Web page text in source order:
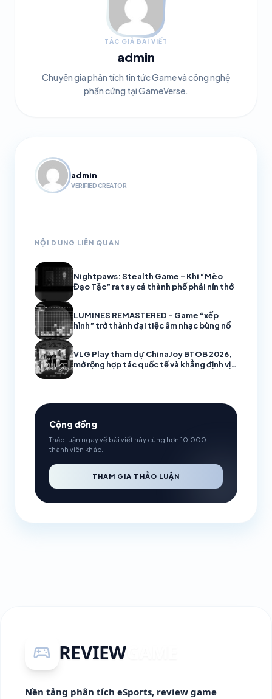
TÁC GIẢ BÀI VIẾT
admin
Chuyên gia phân tích tin tức Game và công nghệ
phần cứng tại GameVerse.
admin
VERIFIED CREATOR
NỘI DUNG LIÊN QUAN
Nightpaws: Stealth Game – Khi “Mèo
Đạo Tặc” ra tay cả thành phố phải nín thở
LUMINES REMASTERED – Game “xếp
hình” trở thành đại tiệc âm nhạc bùng nổ
VLG Play tham dự ChinaJoy BTOB 2026,
mở rộng hợp tác quốc tế và khẳng định vị
Cộng đồng
Thảo luận ngay về bài viết này cùng hơn 10,000
thành viên khác.
THAM GIA THẢO LUẬN
sports_esports REVIEWGAME
Nền tảng phân tích eSports, review game